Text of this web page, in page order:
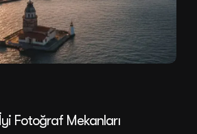
Fotoğraf Mekanları